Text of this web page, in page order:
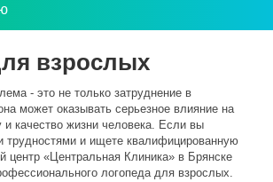
взрослых
- это не только затруднение в
может оказывать серьезное влияние на
качество жизни человека. Если вы
трудностями и ищете квалифицированную
центр «Центральная Клиника» в Брянске
логопеда для взрослых.